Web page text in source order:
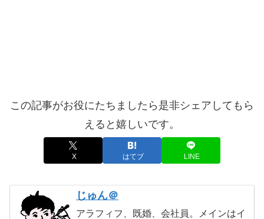
この記事がお役にたちましたら是非シェアしてもら
えると嬉しいです。
X はてブ LINE
じゅん＠
アラフィフ、既婚、会社員。メインはイ